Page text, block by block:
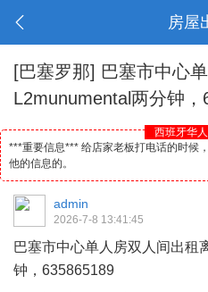
房屋
[巴塞罗那] 巴塞市中心
L2munumental两分钟，
西班牙华
***重要信息*** 给店家老板打电话的时候
他的信息的。
admin
2026-7-8 13:41:45
巴塞市中心单人房双人间出租
钟，635865189